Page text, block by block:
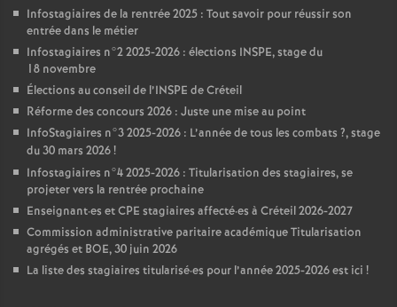
Infostagiaires de la rentrée 2025 : Tout savoir pour réussir son
entrée dans le métier
Infostagiaires n°2 2025-2026 : élections INSPE, stage du
18 novembre
Élections au conseil de l’INSPE de Créteil
Réforme des concours 2026 : Juste une mise au point
InfoStagiaires n°3 2025-2026 : L’année de tous les combats ?, stage
du 30 mars 2026!
Infostagiaires n°4 2025-2026 : Titularisation des stagiaires, se
projeter vers la rentrée prochaine
Enseignant·es etCPE stagiaires affecté·es à Créteil 2026-2027
Commission administrative paritaire académique Titularisation
agrégés et BOE, 30 juin 2026
La liste des stagiaires titularisé·es pour l’année 2025-2026 est ici !